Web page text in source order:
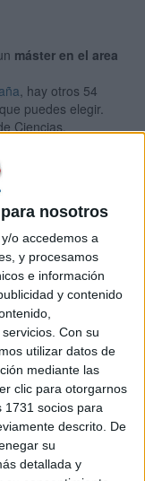
nosotros
o accedemos a
y procesamos
e información
y contenido
Con su
utilizar datos de
mediante las
clic para otorgarnos
1731 socios para
descrito. De
su
detallada y
máster en el area
, hay otros 54
puedes elegir.
Ciencias.
Ambiental
Pública)